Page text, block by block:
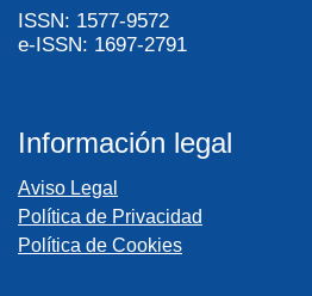
ISSN: 1577-9572
e-ISSN: 1697-2791
Información legal
Aviso Legal
Política de Privacidad
Política de Cookies